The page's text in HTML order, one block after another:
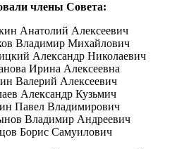
члены Совета:
Анатолий Алексеевич
Владимир Михайлович
Александр Николаевич
Ирина Алексеевна
Валерий Алексеевич
Александр Кузьмич
Павел Владимирович
Владимир Андреевич
Борис Самуилович